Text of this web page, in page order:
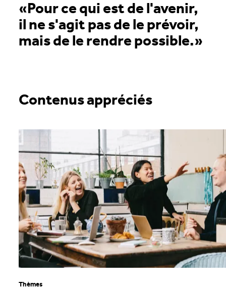
«Pour ce qui est de l'avenir,
il ne s'agit pas de le prévoir,
mais de le rendre possible.»
Contenus appréciés
Thèmes